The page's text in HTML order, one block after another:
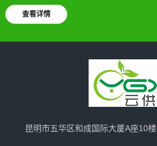
查看详情
昆明市五华区和成国际大厦A座10楼